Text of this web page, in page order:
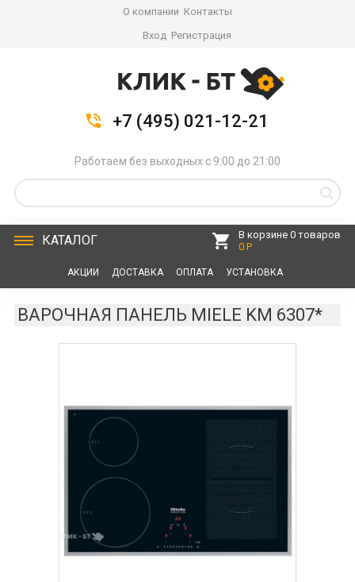
О компании Контакты
Вход Регистрация
+7 (495) 021-12-21
Работаем без выходных с 9:00 до 21:00
КАТАЛОГ
В корзине 0 товаров
0 Р
АКЦИИ ДОСТАВКА ОПЛАТА УСТАНОВКА
ВАРОЧНАЯ ПАНЕЛЬ MIELE KM 6307*